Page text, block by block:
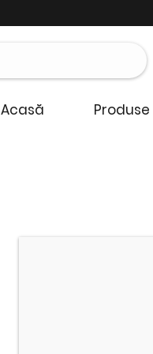
Acasă Produse